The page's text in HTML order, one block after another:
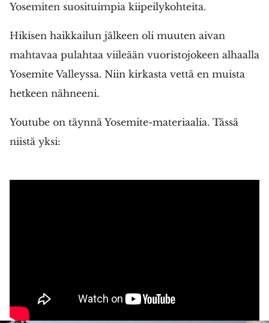
Yosemiten suosituimpia kiipeilykohteita.
Hikisen haikkailun jälkeen oli muuten aivan
mahtavaa pulahtaa viileään vuoristojokeen alhaalla
Yosemite Valleyssa. Niin kirkasta vettä en muista
hetkeen nähneeni.
Youtube on täynnä Yosemite-materiaalia. Tässä
niistä yksi: